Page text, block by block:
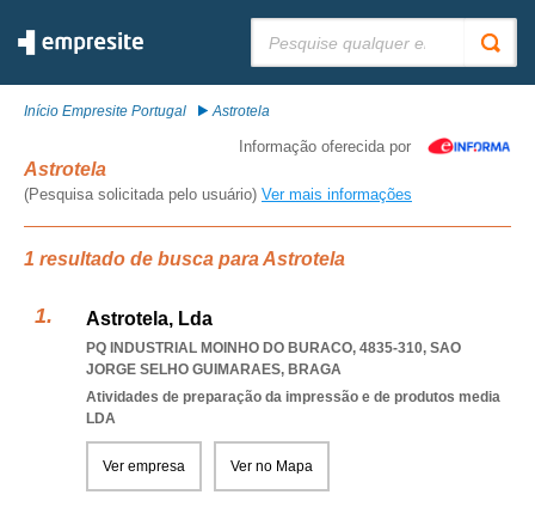
Início Empresite Portugal Astrotela
Informação oferecida por
Astrotela
(Pesquisa solicitada pelo usuário) Ver mais informações
1 resultado de busca para Astrotela
Astrotela, Lda
PQ INDUSTRIAL MOINHO DO BURACO, 4835-310, SAO
JORGE SELHO GUIMARAES, BRAGA
Atividades de preparação da impressão e de produtos media
LDA
Ver empresa Ver no Mapa